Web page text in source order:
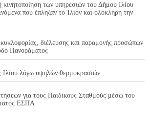
κινητοποίηση των υπηρεσιών του Δήμου Ιλίου
που έπληξαν το Ίλιον και ολόκληρη την
διέλευσης και παραμονής προσώπων
Πανοράματος
Ιλίου λόγω υψηλών θερμοκρασιών
για τους Παιδικούς Σταθμούς μέσω του
ΕΣΠΑ